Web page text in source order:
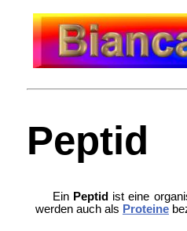
Peptid
Ein Peptid ist eine
werden auch als Proteine